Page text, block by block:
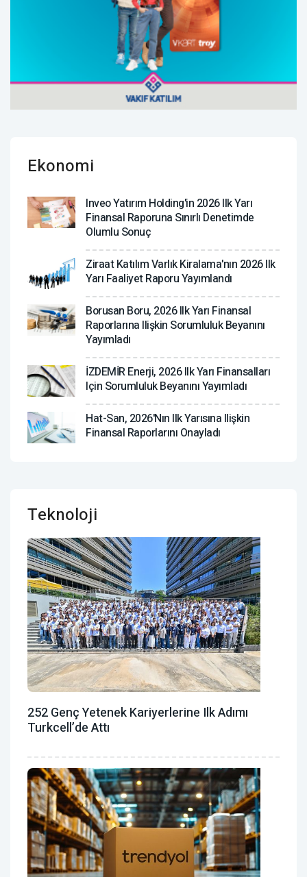
Ekonomi
Inveo Yatırım Holding'in 2026 Ilk Yarı
Finansal Raporuna Sınırlı Denetimde
Olumlu Sonuç
Ziraat Katılım Varlık Kiralama'nın 2026 Ilk
Yarı Faaliyet Raporu Yayımlandı
Borusan Boru, 2026 Ilk Yarı Finansal
Raporlarına Ilişkin Sorumluluk Beyanını
Yayımladı
İZDEMİR Enerji, 2026 Ilk Yarı Finansalları
Için Sorumluluk Beyanını Yayımladı
Hat-San, 2026'nın Ilk Yarısına Ilişkin
Finansal Raporlarını Onayladı
Teknoloji
252 Genç Yetenek Kariyerlerine Ilk Adımı
Turkcell’de Attı